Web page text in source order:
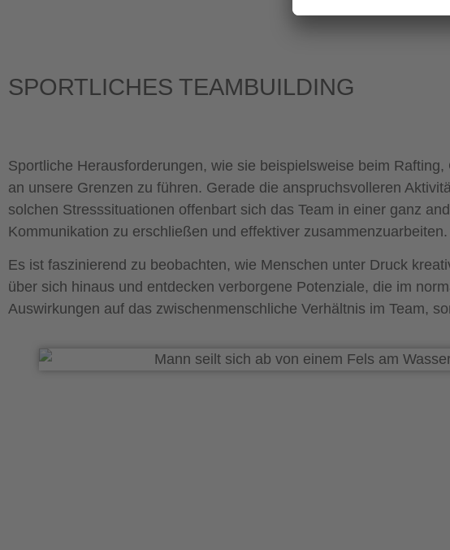
SPORTLICHES TEAMBUILDING
Sportliche Herausforderungen, wie sie beispielsweise beim
an unsere Grenzen zu führen. Gerade die anspruchsvolleren
solchen Stresssituationen offenbart sich das Team in einer ganz
Kommunikation zu erschließen und effektiver zusammenzuarbeiten.
Es ist faszinierend zu beobachten, wie Menschen unter Druck
über sich hinaus und entdecken verborgene Potenziale, die im
Auswirkungen auf das zwischenmenschliche Verhältnis im Team,